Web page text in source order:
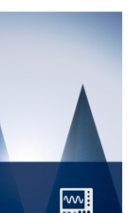
反映實際應用的
測結果，如何選
次活動也將探討
產品開發錯誤所